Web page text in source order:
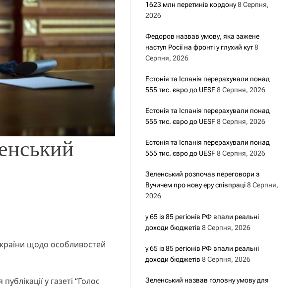
щодо особливостей
у газеті “Голос
1623 млн перетинів кордону 8 Серпня,
2026
Федоров назвав умову, яка зажене
наступ Росії на фронті у глухий кут 8
Серпня, 2026
Естонія та Іспанія перерахували понад
555 тис. євро до UESF 8 Серпня, 2026
Естонія та Іспанія перерахували понад
555 тис. євро до UESF 8 Серпня, 2026
Естонія та Іспанія перерахували понад
555 тис. євро до UESF 8 Серпня, 2026
Зеленський розпочав переговори з
Вучичем про нову еру співпраці 8 Серпня,
2026
у 65 із 85 регіонів РФ впали реальні
доходи бюджетів 8 Серпня, 2026
у 65 із 85 регіонів РФ впали реальні
доходи бюджетів 8 Серпня, 2026
Зеленський назвав головну умову для